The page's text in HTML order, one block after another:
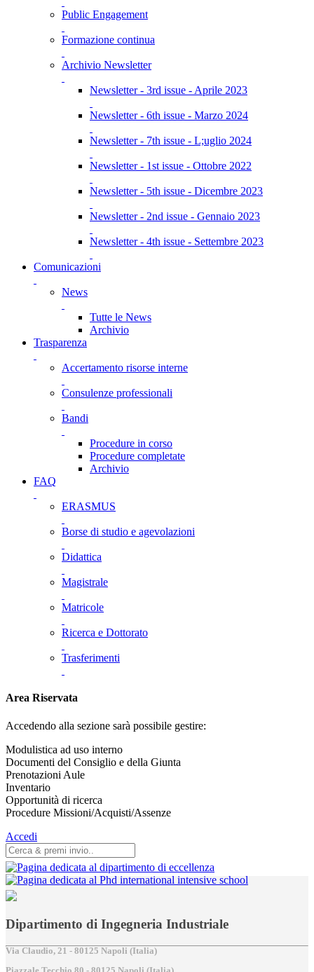
Public Engagement
Formazione continua
Archivio Newsletter
Newsletter - 3rd issue - Aprile 2023
Newsletter - 6th issue - Marzo 2024
Newsletter - 7th issue - L;uglio 2024
Newsletter - 1st issue - Ottobre 2022
Newsletter - 5th issue - Dicembre 2023
Newsletter - 2nd issue - Gennaio 2023
Newsletter - 4th issue - Settembre 2023
Comunicazioni
News
Tutte le News
Archivio
Trasparenza
Accertamento risorse interne
Consulenze professionali
Bandi
Procedure in corso
Procedure completate
Archivio
FAQ
ERASMUS
Borse di studio e agevolazioni
Didattica
Magistrale
Matricole
Ricerca e Dottorato
Trasferimenti
Area Riservata
Accedendo alla sezione sarà possibile gestire:
Modulistica ad uso interno
Documenti del Consiglio e della Giunta
Prenotazioni Aule
Inventario
Opportunità di ricerca
Procedure Missioni/Acquisti/Assenze
Accedi
Dipartimento di Ingegneria Industriale
Via Claudio, 21 - 80125 Napoli (Italia)